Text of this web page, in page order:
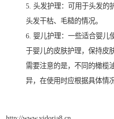
5. 头发护理：可用于头发的
头发干枯、毛糙的情况。
6. 婴儿护理：一些适合婴儿
于婴儿的皮肤护理，保持皮
需要注意的是，不同的橄榄
异，在使用时应根据具体情